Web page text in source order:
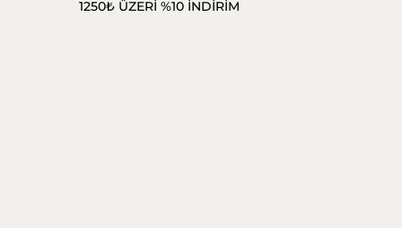
1250₺ ÜZERİ %10 İNDİRİM